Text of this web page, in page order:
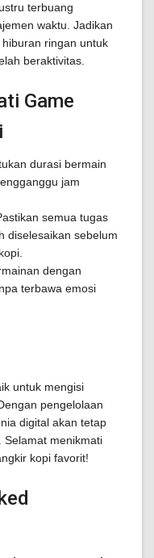
terbuang
waktu. Jadikan
ringan untuk
beraktivitas.
Game
durasi bermain
jam
semua tugas
diselesaikan sebelum
dengan
terbawa emosi
untuk mengisi
pengelolaan
digital akan tetap
Selamat menikmati
kopi favorit!